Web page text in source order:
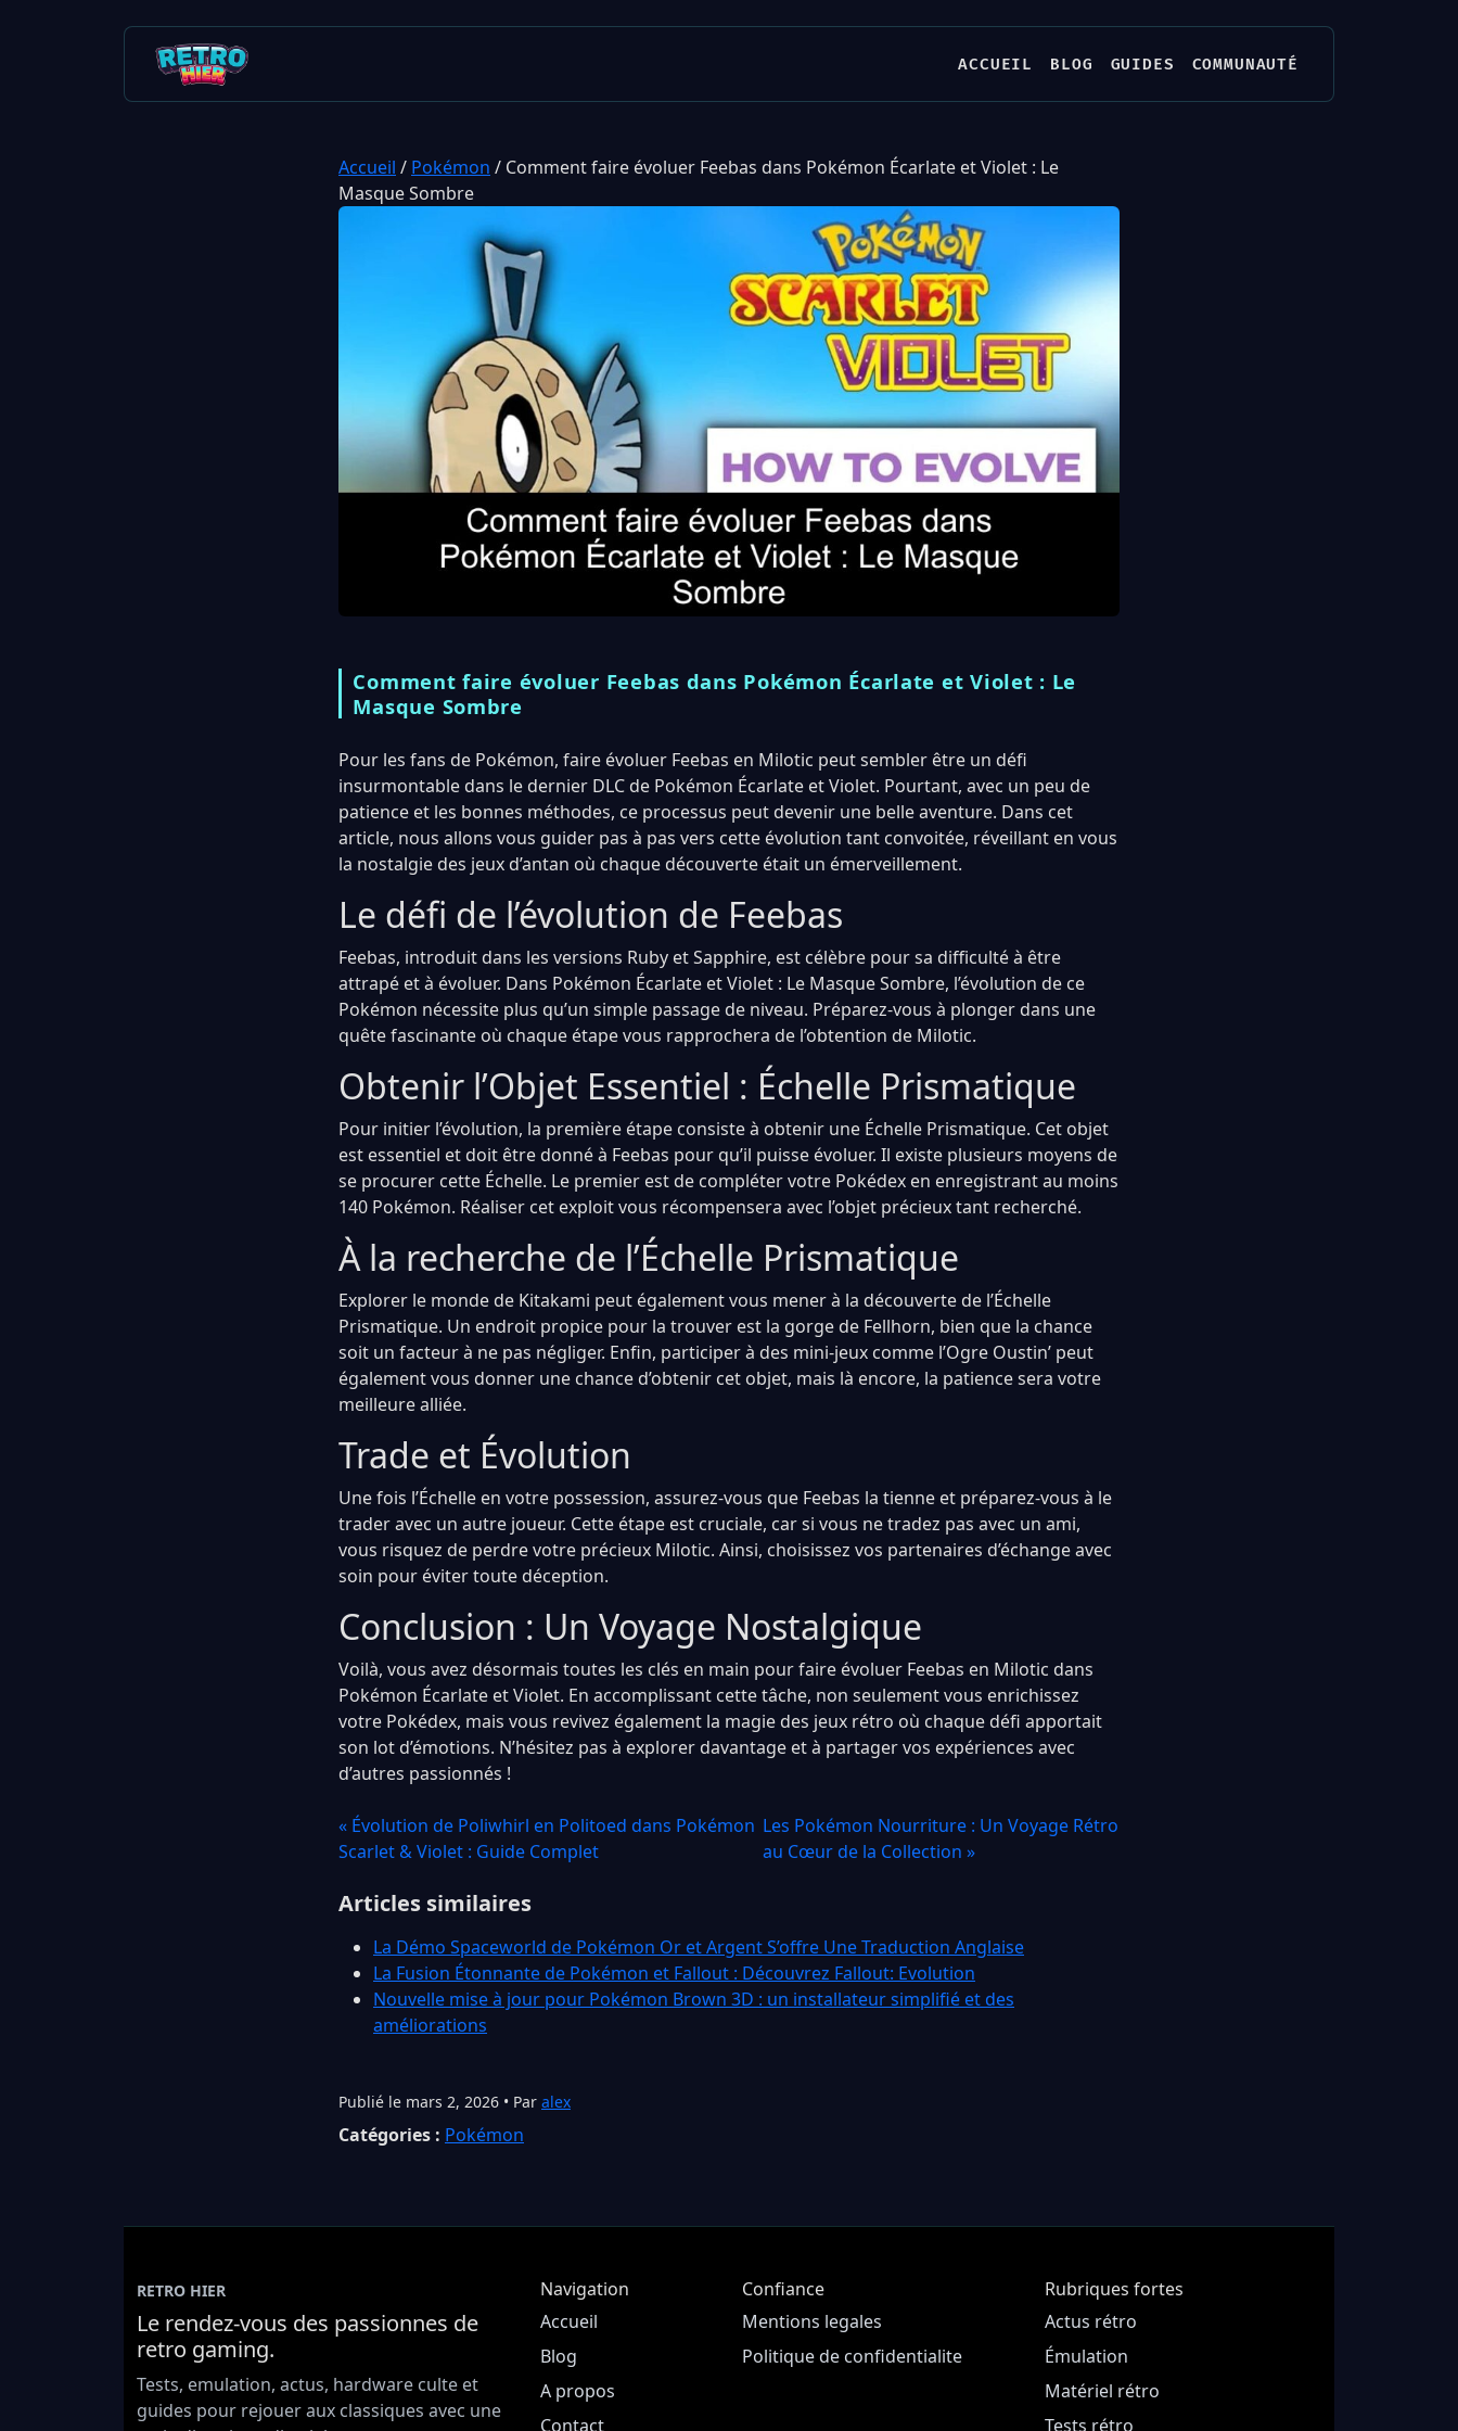
ACCUEIL BLOG GUIDES COMMUNAUTÉ
Accueil / Pokémon / Comment faire évoluer Feebas dans Pokémon Écarlate et Violet : Le
Masque Sombre
Comment faire évoluer Feebas dans Pokémon Écarlate et Violet : Le
Masque Sombre
Pour les fans de Pokémon, faire évoluer Feebas en Milotic peut sembler être un défi
insurmontable dans le dernier DLC de Pokémon Écarlate et Violet. Pourtant, avec un peu de
patience et les bonnes méthodes, ce processus peut devenir une belle aventure. Dans cet
article, nous allons vous guider pas à pas vers cette évolution tant convoitée, réveillant en vous
la nostalgie des jeux d’antan où chaque découverte était un émerveillement.
Le défi de l’évolution de Feebas
Feebas, introduit dans les versions Ruby et Sapphire, est célèbre pour sa difficulté à être
attrapé et à évoluer. Dans Pokémon Écarlate et Violet : Le Masque Sombre, l’évolution de ce
Pokémon nécessite plus qu’un simple passage de niveau. Préparez-vous à plonger dans une
quête fascinante où chaque étape vous rapprochera de l’obtention de Milotic.
Obtenir l’Objet Essentiel : Échelle Prismatique
Pour initier l’évolution, la première étape consiste à obtenir une Échelle Prismatique. Cet objet
est essentiel et doit être donné à Feebas pour qu’il puisse évoluer. Il existe plusieurs moyens de
se procurer cette Échelle. Le premier est de compléter votre Pokédex en enregistrant au moins
140 Pokémon. Réaliser cet exploit vous récompensera avec l’objet précieux tant recherché.
À la recherche de l’Échelle Prismatique
Explorer le monde de Kitakami peut également vous mener à la découverte de l’Échelle
Prismatique. Un endroit propice pour la trouver est la gorge de Fellhorn, bien que la chance
soit un facteur à ne pas négliger. Enfin, participer à des mini-jeux comme l’Ogre Oustin’ peut
également vous donner une chance d’obtenir cet objet, mais là encore, la patience sera votre
meilleure alliée.
Trade et Évolution
Une fois l’Échelle en votre possession, assurez-vous que Feebas la tienne et préparez-vous à le
trader avec un autre joueur. Cette étape est cruciale, car si vous ne tradez pas avec un ami,
vous risquez de perdre votre précieux Milotic. Ainsi, choisissez vos partenaires d’échange avec
soin pour éviter toute déception.
Conclusion : Un Voyage Nostalgique
Voilà, vous avez désormais toutes les clés en main pour faire évoluer Feebas en Milotic dans
Pokémon Écarlate et Violet. En accomplissant cette tâche, non seulement vous enrichissez
votre Pokédex, mais vous revivez également la magie des jeux rétro où chaque défi apportait
son lot d’émotions. N’hésitez pas à explorer davantage et à partager vos expériences avec
d’autres passionnés !
« Évolution de Poliwhirl en Politoed dans Pokémon
Scarlet & Violet : Guide Complet
Les Pokémon Nourriture : Un Voyage Rétro
au Cœur de la Collection »
Articles similaires
La Démo Spaceworld de Pokémon Or et Argent S’offre Une Traduction Anglaise
La Fusion Étonnante de Pokémon et Fallout : Découvrez Fallout: Evolution
Nouvelle mise à jour pour Pokémon Brown 3D : un installateur simplifié et des
améliorations
Publié le mars 2, 2026 • Par alex
Catégories : Pokémon
RETRO HIER
Le rendez-vous des passionnes de
retro gaming.
Tests, emulation, actus, hardware culte et
guides pour rejouer aux classiques avec une
Navigation
Accueil
Blog
A propos
Contact
Confiance
Mentions legales
Politique de confidentialite
Rubriques fortes
Actus rétro
Émulation
Matériel rétro
Tests rétro